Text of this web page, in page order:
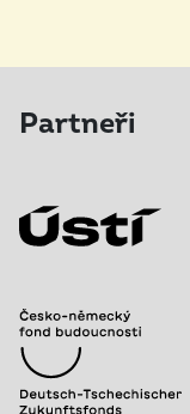
Partneři